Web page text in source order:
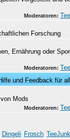
Moderatoren:
Forschung
Ernährung oder
Moderatoren:
und Feedback für
Mods
Moderatoren:
Dingeli Frosch